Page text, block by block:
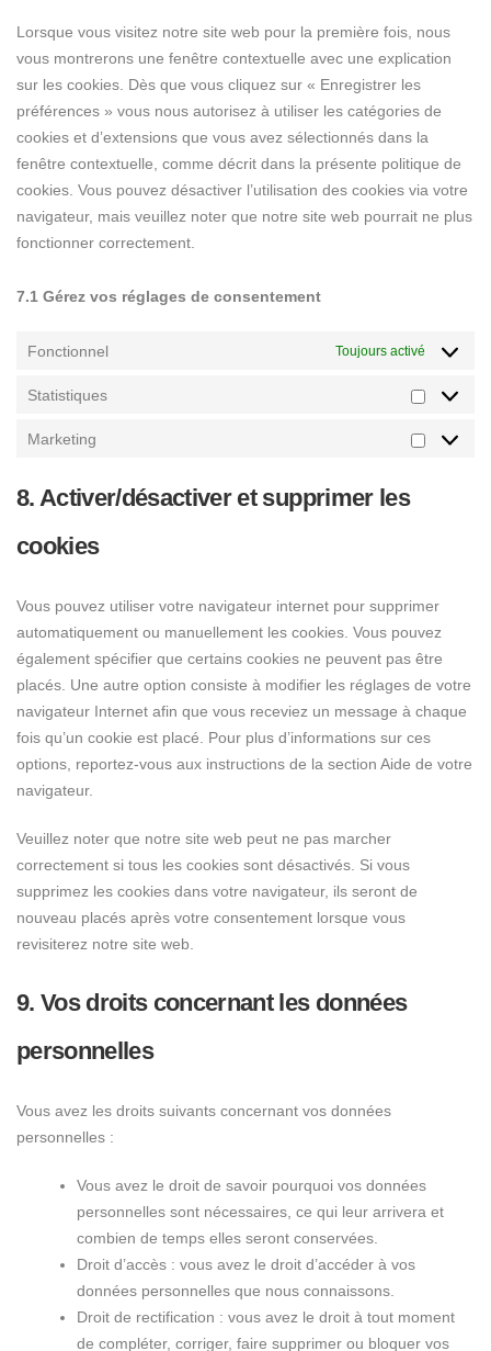
Lorsque vous visitez notre site web pour la première fois, nous
vous montrerons une fenêtre contextuelle avec une explication
sur les cookies. Dès que vous cliquez sur « Enregistrer les
préférences » vous nous autorisez à utiliser les catégories de
cookies et d’extensions que vous avez sélectionnés dans la
fenêtre contextuelle, comme décrit dans la présente politique de
cookies. Vous pouvez désactiver l’utilisation des cookies via votre
navigateur, mais veuillez noter que notre site web pourrait ne plus
fonctionner correctement.
7.1 Gérez vos réglages de consentement
Fonctionnel Toujours activé
Statistiques
Marketing
8. Activer/désactiver et supprimer les
cookies
Vous pouvez utiliser votre navigateur internet pour supprimer
automatiquement ou manuellement les cookies. Vous pouvez
également spécifier que certains cookies ne peuvent pas être
placés. Une autre option consiste à modifier les réglages de votre
navigateur Internet afin que vous receviez un message à chaque
fois qu’un cookie est placé. Pour plus d’informations sur ces
options, reportez-vous aux instructions de la section Aide de votre
navigateur.
Veuillez noter que notre site web peut ne pas marcher
correctement si tous les cookies sont désactivés. Si vous
supprimez les cookies dans votre navigateur, ils seront de
nouveau placés après votre consentement lorsque vous
revisiterez notre site web.
9. Vos droits concernant les données
personnelles
Vous avez les droits suivants concernant vos données
personnelles :
Vous avez le droit de savoir pourquoi vos données
personnelles sont nécessaires, ce qui leur arrivera et
combien de temps elles seront conservées.
Droit d’accès : vous avez le droit d’accéder à vos
données personnelles que nous connaissons.
Droit de rectification : vous avez le droit à tout moment
de compléter, corriger, faire supprimer ou bloquer vos